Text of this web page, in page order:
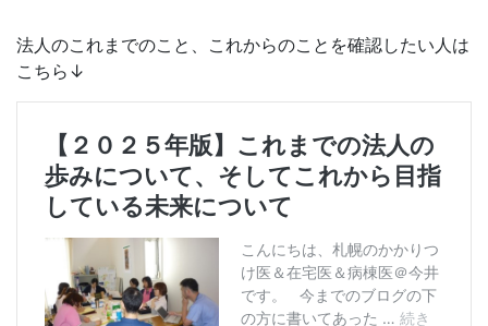
法人のこれまでのこと、これからのことを確認したい人は
こちら↓